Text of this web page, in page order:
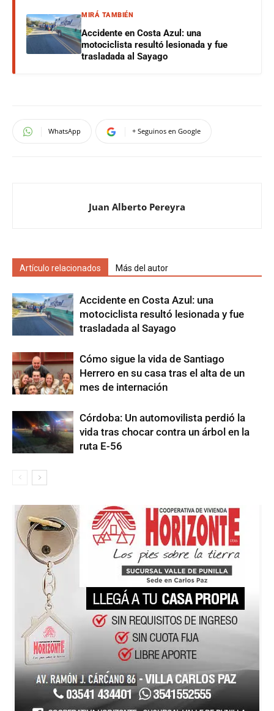
MIRÁ TAMBIÉN
Accidente en Costa Azul: una
motociclista resultó lesionada y fue
trasladada al Sayago
WhatsApp + Seguinos en Google
Juan Alberto Pereyra
Artículo relacionados Más del autor
Accidente en Costa Azul: una
motociclista resultó lesionada y fue
trasladada al Sayago
Cómo sigue la vida de Santiago
Herrero en su casa tras el alta de un
mes de internación
Córdoba: Un automovilista perdió la
vida tras chocar contra un árbol en la
ruta E-56